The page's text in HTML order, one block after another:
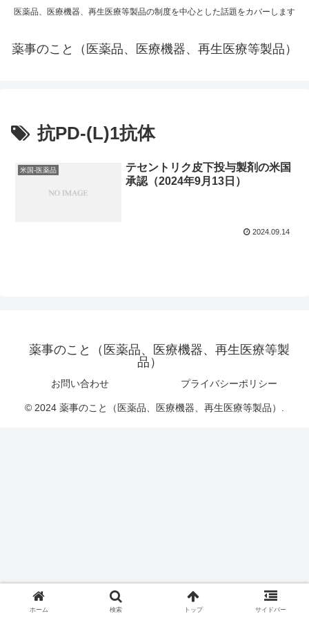
医薬品、医療機器、再生医療等製品の制度を中心とした話題をカバーします
薬事のこと（医薬品、医療機器、再生医療等製品）
抗PD-(L)1抗体
米国-医薬品
テセントリク皮下投与製剤の米国
承認（2024年9月13日）
2024.09.14
薬事のこと（医薬品、医療機器、再生医療等製
品）
お問い合わせ プライバシーポリシー
© 2024 薬事のこと（医薬品、医療機器、再生医療等製品）.
ホーム 検索 トップ サイドバー